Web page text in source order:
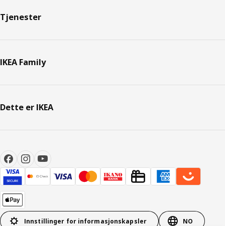
Tjenester
IKEA Family
Dette er IKEA
Innstillinger for informasjonskapsler NO